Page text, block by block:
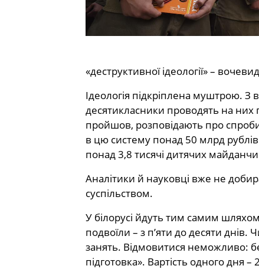
«деструктивної ідеології» –
Ідеологія підкріплена муштрою. З
десятикласники проводять на них
пройшов, розповідають про спроби
в цю систему понад 50 млрд
понад 3,8 тисячі дитячих
Аналітики й науковці вже не
суспільством.
У білорусі йдуть тим самим
подвоїли – з п’яти до десяти
занять. Відмовитися неможливо:
підготовка». Вартість одного дня